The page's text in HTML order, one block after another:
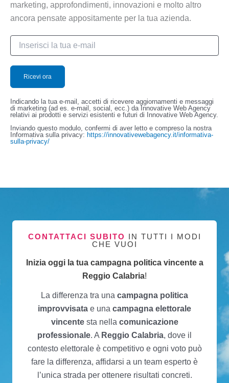
marketing, approfondimenti, innovazioni e molto altro
ancora pensate appositamente per la tua azienda.
Indicando la tua e-mail, accetti di ricevere aggiornamenti e messaggi
di marketing (ad es. e-mail, social, ecc.) da Innovative Web Agency
relativi ai prodotti e servizi esistenti e futuri di Innovative Web Agency.
Inviando questo modulo, confermi di aver letto e compreso la nostra
Informativa sulla privacy: https://innovativewebagency.it/informativa-
sulla-privacy/
CONTATTACI SUBITO IN TUTTI I MODI
CHE VUOI
Inizia oggi la tua campagna politica vincente a
Reggio Calabria!
La differenza tra una campagna politica
improvvisata e una campagna elettorale
vincentesta nella comunicazione
professionale. A Reggio Calabria, dove il
contesto elettorale è competitivo e ogni voto può
fare la differenza, affidarsi a un team esperto è
l’unica strada per ottenere risultati concreti.